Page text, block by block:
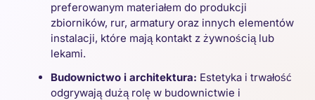
preferowanym materiałem do produkcji
zbiorników, rur, armatury oraz innych elementów
instalacji, które mają kontakt z żywnością lub
lekami.
Budownictwo i architektura: Estetyka i trwałość
odgrywają dużą rolę w budownictwie i